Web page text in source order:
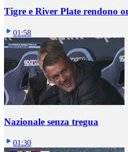
Tigre e River Plate rendono
01:58
Nazionale senza tregua
01:30